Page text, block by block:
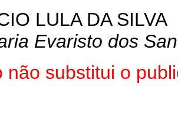
LULA DA SILVA
Evaristo dos
não substitui o